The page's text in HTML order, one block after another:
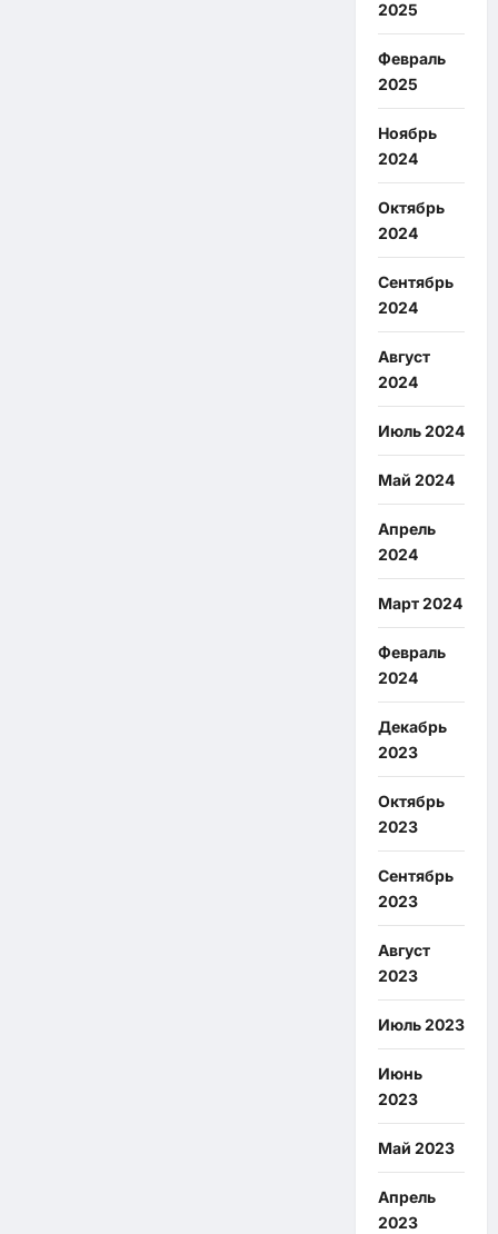
2025
Февраль
2025
Ноябрь
2024
Октябрь
2024
Сентябрь
2024
Август
2024
Июль 2024
Май 2024
Апрель
2024
Март 2024
Февраль
2024
Декабрь
2023
Октябрь
2023
Сентябрь
2023
Август
2023
Июль 2023
Июнь
2023
Май 2023
Апрель
2023